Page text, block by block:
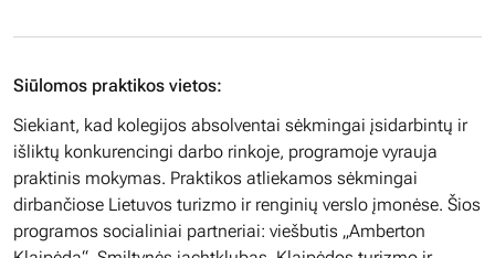
Siūlomos praktikos vietos:
Siekiant, kad kolegijos absolventai sėkmingai įsidarbintų ir
išliktų konkurencingi darbo rinkoje, programoje vyrauja
praktinis mokymas. Praktikos atliekamos sėkmingai
dirbančiose Lietuvos turizmo ir renginių verslo įmonėse. Šios
programos socialiniai partneriai: viešbutis „Amberton